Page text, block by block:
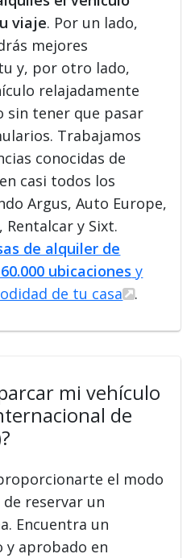
viaje. Por un lado,
mejores
y, por otro lado,
relajadamente
sin tener que pasar
Trabajamos
conocidas de
casi todos los
Argus, Auto Europe,
Rentalcar y Sixt.
de alquiler de
ubicaciones y
de tu casa
.
mi vehículo
de
el modo
reservar un
Encuentra un
y aprobado en